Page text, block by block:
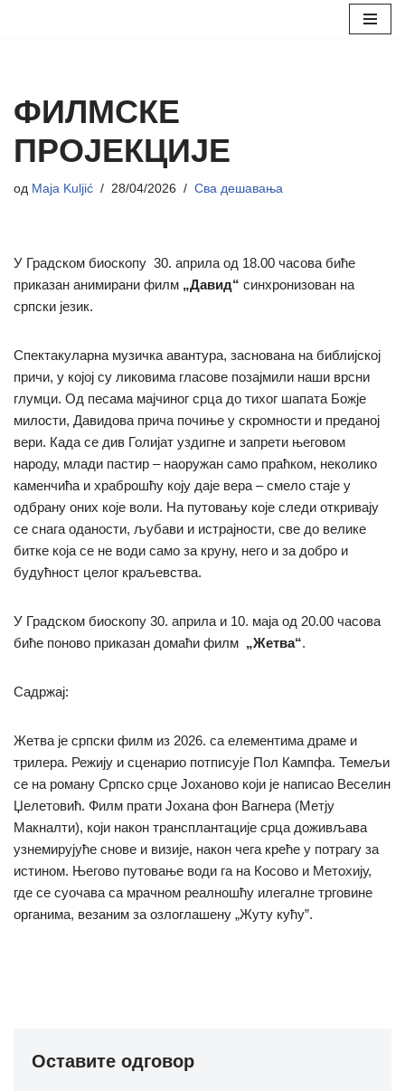
ФИЛМСКЕ
ПРОЈЕКЦИЈЕ
од Maja Kuljić 28/04/2026 Сва дешавања
У Градском биоскопу 30. априла од 18.00 часова биће
приказан анимирани филм „Давид“ синхронизован на
српски језик.
Спектакуларна музичка авантура, заснована на библијској
причи, у којој су ликовима гласове позајмили наши врсни
глумци. Од песама мајчиног срца до тихог шапата Божје
милости, Давидова прича почиње у скромности и преданој
вери. Када се див Голијат уздигне и запрети његовом
народу, млади пастир – наоружан само праћком, неколико
каменчића и храброшћу коју даје вера – смело стаје у
одбрану оних које воли. На путовању које следи откривају
се снага оданости, љубави и истрајности, све до велике
битке која се не води само за круну, него и за добро и
будућност целог краљевства.
У Градском биоскопу 30. априла и 10. маја од 20.00 часова
биће поново приказан домаћи филм „Жетва“.
Садржај:
Жетва је српски филм из 2026. са елементима драме и
трилера. Режију и сценарио потписује Пол Кампфа. Темељи
се на роману Српско срце Јоханово који је написао Веселин
Џелетовић. Филм прати Јохана фон Вагнера (Метју
Макналти), који након трансплантације срца доживљава
узнемирујуће снове и визије, након чега креће у потрагу за
истином. Његово путовање води га на Косово и Метохију,
где се суочава са мрачном реалношћу илегалне трговине
органима, везаним за озлоглашену „Жуту кућу”.
Оставите одговор